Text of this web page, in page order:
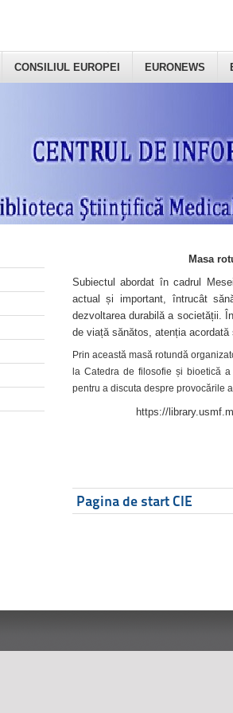
CONSILIUL EUROPEI EURONEWS
Masa
Subiectul abordat în cadrul
actual și important, întrucât
dezvoltarea durabilă a societății.
de viață sănătos, atenția
Prin această masă rotundă
la Catedra de filosofie și bioetică
pentru a discuta despre provocările
https://
Pagina de start CIE